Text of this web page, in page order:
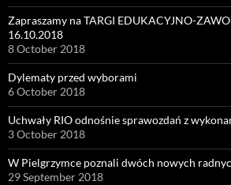
Zapraszamy na TARGI EDUKACYJNO-
16.10.2018
8 October 2018
Dylematy przed wyborami
6 October 2018
Uchwały RIO odnośnie sprawozdań z
3 October 2018
W Pielgrzymce poznali dwóch nowych
29 September 2018